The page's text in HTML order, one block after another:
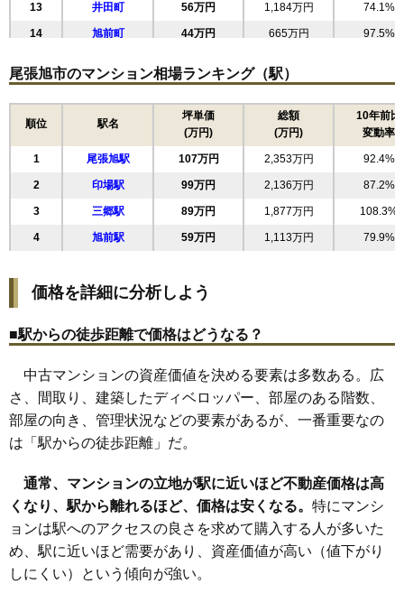
13 井田町 56万円 1,184万円 74.1%
14 旭前町 44万円 665万円 97.5%
16 長坂町 29万円 525万円 122.0%
尾張旭市のマンション相場ランキング（駅）
順位 駅名
坪単価
(万円)
総額
(万円)
10年前比
変動率
1 尾張旭駅 107万円 2,353万円 92.4%
2 印場駅 99万円 2,136万円 87.2%
3 三郷駅 89万円 1,877万円 108.3%
4 旭前駅 59万円 1,113万円 79.9%
価格を詳細に分析しよう
■駅からの徒歩距離で価格はどうなる？
中古マンションの資産価値を決める要素は多数ある。広
さ、間取り、建築したディベロッパー、部屋のある階数、
部屋の向き、管理状況などの要素があるが、一番重要なの
は「駅からの徒歩距離」だ。
通常、マンションの立地が駅に近いほど不動産価格は高
くなり、駅から離れるほど、価格は安くなる。 特にマンシ
ョンは駅へのアクセスの良さを求めて購入する人が多いた
め、駅に近いほど需要があり、資産価値が高い（値下がり
しにくい）という傾向が強い。